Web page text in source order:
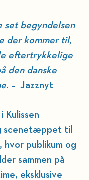
set begyndelsen
der kommer til,
eftertrykkelige
den danske
. –  Jazznyt
Kulissen
scenetæppet til
hvor publikum og
sammen på
eksklusive